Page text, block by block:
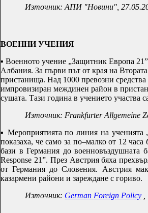
Източник: АПИ "Новини" ,
ВОЕННИ УЧЕНИЯ
▪ Военното учение „Защитник Европа
Албания. За първи път от края на
пристанища. Над 1000 превозни
импровизиран междинен район в
сушата. Тази година в учението участва
Източник: Frankfurter Allgemeine
▪ Мероприятията по линия на
показаха, че само за по–малко от 12
бази в Германия до военновъздушната
Response 21”. През Австрия бяха
от Германия до Словения. Австрия
казармени райони и зареждане с гориво.
Източник: German Foreign Policy